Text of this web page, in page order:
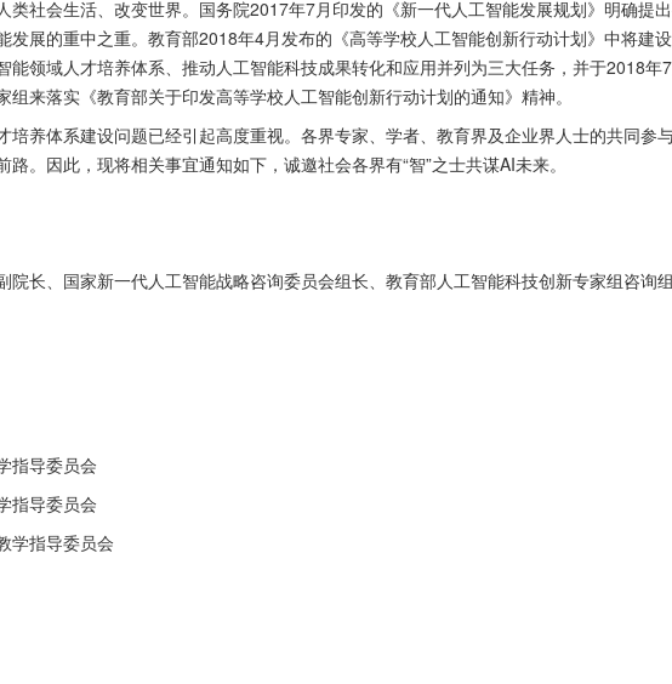
类社会生活、改变世界。国务院2017年7月印发的《新一代人工智能发展规划》明确提
发展的重中之重。教育部2018年4月发布的《高等学校人工智能创新行动计划》中将建
能领域人才培养体系、推动人工智能科技成果转化和应用并列为三大任务，并于2018年
来落实《教育部关于印发高等学校人工智能创新行动计划的通知》精神。
培养体系建设问题已经引起高度重视。各界专家、学者、教育界及企业界人士的共同参与
。因此，现将相关事宜通知如下，诚邀社会各界有“智”之士共谋AI未来。
院长、国家新一代人工智能战略咨询委员会组长、教育部人工智能科技创新专家组咨询
指导委员会
指导委员会
学指导委员会